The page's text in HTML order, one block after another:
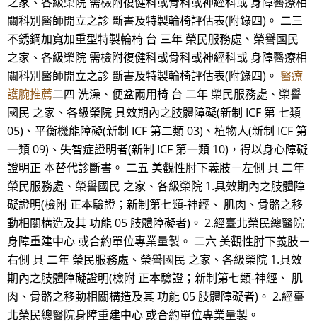
關科別醫師開立之診 斷書及特製輪椅評估表(附錄四)。 二三
不銹鋼加寬加重型特製輪椅 台 三年 榮民服務處、榮譽國民
之家、各級榮院 需檢附復健科或骨科或神經科或 身障醫療相
關科別醫師開立之診 斷書及特製輪椅評估表(附錄四)。 醫療
護腕推薦二四 洗澡、便盆兩用椅 台 二年 榮民服務處、榮譽
國民 之家、各級榮院 具效期內之肢體障礙(新制 ICF 第 七類
05)、平衡機能障礙(新制 ICF 第二類 03)、植物人(新制 ICF 第
一類 09)、失智症證明者(新制 ICF 第一類 10)，得以身心障礙
證明正 本替代診斷書。 二五 美觀性肘下義肢－左側 具 二年
榮民服務處、榮譽國民 之家、各級榮院 1.具效期內之肢體障
礙證明(檢附 正本驗證；新制第七類-神經、 肌肉、骨骼之移
動相關構造及其 功能 05 肢體障礙者)。 2.經臺北榮民總醫院
身障重建中心 或合約單位專業量製。 二六 美觀性肘下義肢－
右側 具 二年 榮民服務處、榮譽國民 之家、各級榮院 1.具效
期內之肢體障礙證明(檢附 正本驗證；新制第七類-神經、 肌
肉、骨骼之移動相關構造及其 功能 05 肢體障礙者)。 2.經臺
北榮民總醫院身障重建中心 或合約單位專業量製。